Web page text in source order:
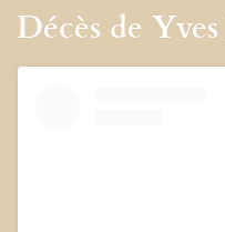
Décès de